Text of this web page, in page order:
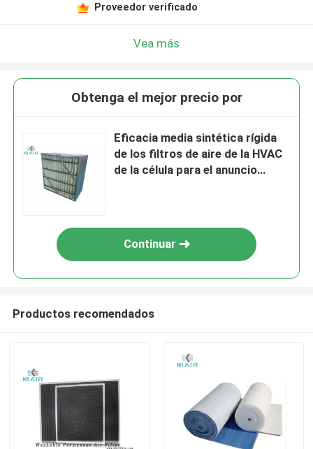
Proveedor verificado
Vea más
Obtenga el mejor precio por
Eficacia media sintética rígida
de los filtros de aire de la HVAC
de la célula para el anuncio
Continuar
Productos recomendados